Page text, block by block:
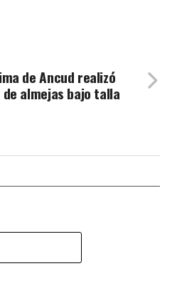
de Ancud realizó
almejas bajo talla